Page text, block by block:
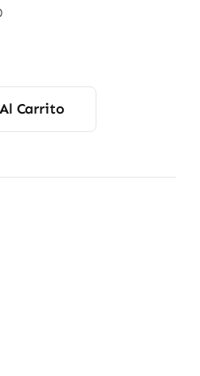
Carrito